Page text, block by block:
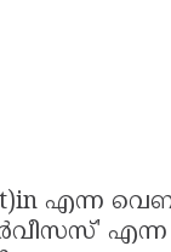
എന്ന